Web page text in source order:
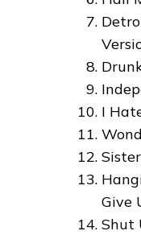
I
Give
Shut